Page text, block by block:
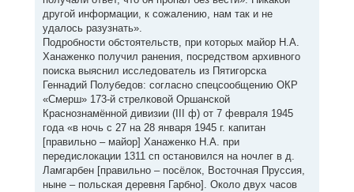
другой информации, к сожалению, нам так и не
удалось разузнать».
Подробности обстоятельств, при которых майор Н.А.
Ханаженко получил ранения, посредством архивного
поиска выяснил исследователь из Пятигорска
Геннадий Полубедов: согласно спецсообщению ОКР
«Смерш» 173-й стрелковой Оршанской
Краснознамённой дивизии (III ф) от 7 февраля 1945
года «в ночь с 27 на 28 января 1945 г. капитан
[правильно – майор] Ханаженко Н.А. при
передислокации 1311 сп остановился на ночлег в д.
Ламгарбен [правильно – посёлок, Восточная Пруссия,
ныне – польская деревня Гарбно]. Около двух часов